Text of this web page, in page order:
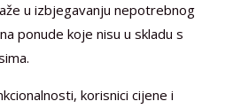
u izbjegavanju nepotrebnog
ponude koje nisu u skladu s
korisnici cijene i